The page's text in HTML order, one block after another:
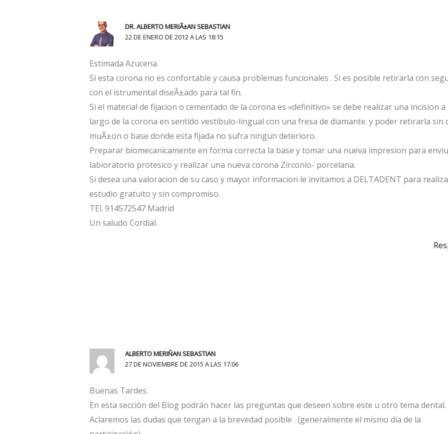
DR. ALBERTO MERIÃ±AN SEBASTIAN
22 DE ENERO DE 2012 A LAS 18:15
Estimada Azucena.
Si esta corona no es confortable y causa problemas funcionales . Si es posible retirarla con
con el istrumental diseÃ±ado para tal fin.
Si el material de fijacion o cementado de la corona es «definitivo» se debe realizar una incision a
largo de la corona en sentido vestibulo-lingual con una fresa de diamante. y poder retirarla sin
muÃ±on o base donde esta fijada no sufra ningun deterioro.
Preparar biomecanicamente en forma correcta la base y tomar una nueva impresion para
labioratorio protesico y realizar una nueva corona Zirconio- porcelana.
Si desea una valoracion de su caso y mayor informacion le invitamos a DELTADENT para
estudio gratuito y sin compromiso.
TEl. 914572547 Madrid
Un saludo Cordial.
ALBERTO MERIÑAN SEBASTIAN
27 DE NOVIEMBRE DE 2015 A LAS 17:06
Buenas Tardes.
En esta sección del Blog podrán hacer las preguntas que deseen sobre este u otro tema dental.
Aclaremos las dudas que tengan a la brevedad posible . (generalmente el mismo día de la